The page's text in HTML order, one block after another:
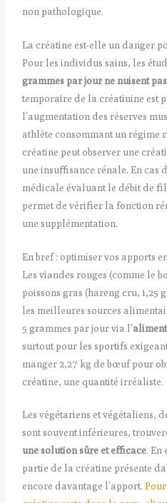
non pathologique.
La créatine est-elle un danger
Pour les individus sains, les
grammes par jour ne nuisent
temporaire de la créatinine est
l’augmentation des réserves
athlète consommant un régime
créatine peut observer une
une insuffisance rénale. En cas
médicale évaluant le débit de
permet de vérifier la fonction
une supplémentation.
En bref : optimiser vos apports
Les viandes rouges (comme le
poissons gras (hareng cru, 1,25
les meilleures sources
5 grammes par jour via l’
surtout pour les sportifs
manger 2,27 kg de bœuf pour
créatine, une quantité irréaliste.
Les végétariens et végétaliens,
sont souvent inférieures,
une solution sûre et efficace. En
partie de la créatine présente
encore davantage l’apport.